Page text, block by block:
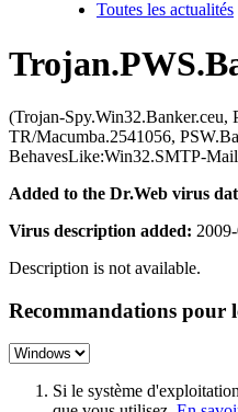
Toutes les actualités
(Trojan-Spy.Win32.Banker.ceu,
TR/Macumba.2541056,
BehavesLike:Win32.SMTP-
Added to the Dr.Web virus
Virus description added:
Description is not available.
Recommandations pour
Si le système